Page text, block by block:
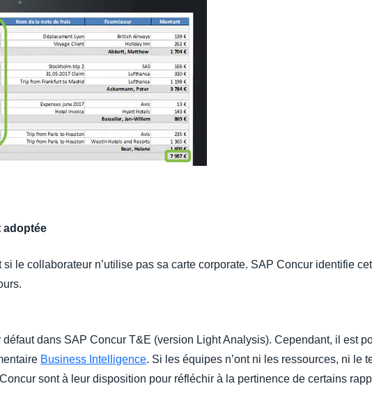
adoptée
le collaborateur n’utilise pas sa carte corporate. SAP Concur identifie
dans SAP Concur T&E (version Light Analysis). Cependant, il est
Business Intelligence. Si les équipes n’ont ni les ressources, ni le
sont à leur disposition pour réfléchir à la pertinence de certains